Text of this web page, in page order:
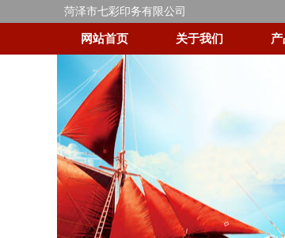
菏泽市七彩印务有限公司
网站首页 关于我们